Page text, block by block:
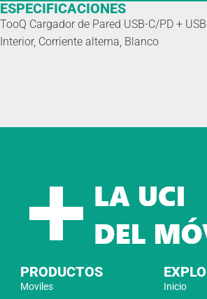
ESPECIFICACIONES
TooQ Cargador de Pared USB-C/PD +
Interior, Corriente alterna, Blanco
PRODUCTOS
Moviles
Inicio